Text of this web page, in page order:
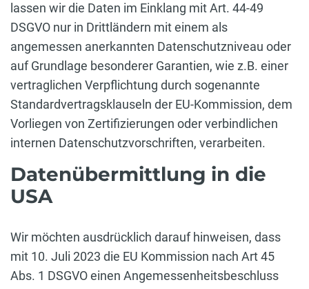
lassen wir die Daten im Einklang mit Art. 44-49
DSGVO nur in Drittländern mit einem als
angemessen anerkannten Datenschutzniveau oder
auf Grundlage besonderer Garantien, wie z.B. einer
vertraglichen Verpflichtung durch sogenannte
Standardvertragsklauseln der EU-Kommission, dem
Vorliegen von Zertifizierungen oder verbindlichen
internen Datenschutzvorschriften, verarbeiten.
Datenübermittlung in die
USA
Wir möchten ausdrücklich darauf hinweisen, dass
mit 10. Juli 2023 die EU Kommission nach Art 45
Abs. 1 DSGVO einen Angemessenheitsbeschluss